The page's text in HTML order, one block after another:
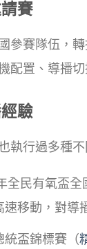
賽
參賽隊伍，
配置、導播
驗
執行過多種
全民有氧盃全
移動，對導
統盃錦標賽（